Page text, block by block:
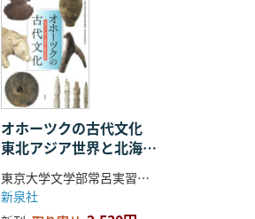
オホーツクの古代文化
東北アジア世界と北海
道・史跡常呂遺跡
東京大学文学部常呂実習施設 考古学研究室 編
新泉社